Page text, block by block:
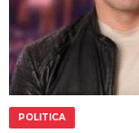
POLITICA